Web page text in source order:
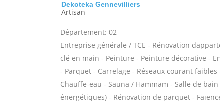
Dekoteka Gennevilliers
Artisan
Département: 02
Entreprise générale / TCE - Rénovation
clé en main - Peinture - Peinture décorative -
- Parquet - Carrelage - Réseaux courant
Chauffe-eau - Sauna / Hammam - Salle de
énergétiques) - Rénovation de parquet -